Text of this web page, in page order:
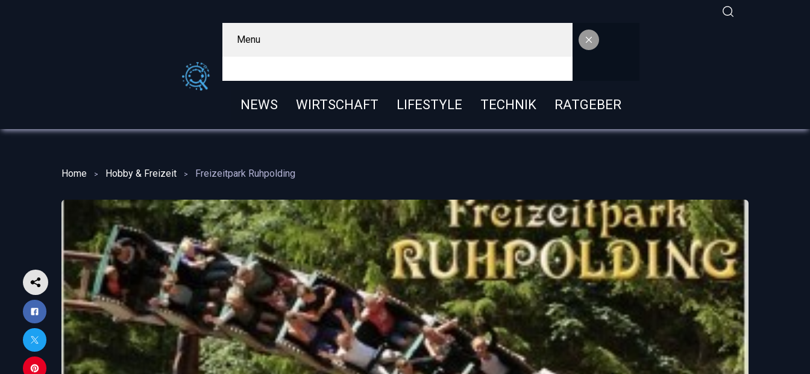
Menu
NEWS WIRTSCHAFT LIFESTYLE TECHNIK RATGEBER
Home Hobby & Freizeit Freizeitpark Ruhpolding